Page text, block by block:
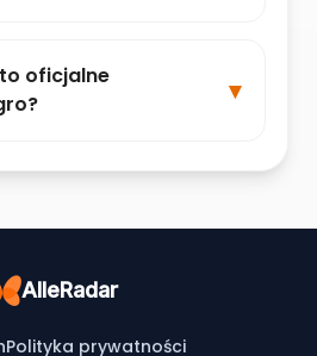
oficjalne
AlleRadar
Polityka prywatności